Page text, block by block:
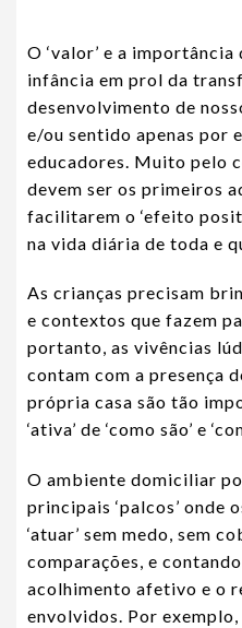
O ‘valor’ e a
infância em prol da
desenvolvimento de
e/ou sentido apenas por
educadores. Muito pelo
devem ser os primeiros
facilitarem o ‘efeito
na vida diária de toda e
As crianças precisam
e contextos que fazem
portanto, as vivências
contam com a presença
própria casa são tão
‘ativa’ de ‘como são’ e
O ambiente domiciliar
principais ‘palcos’ onde
‘atuar’ sem medo, sem
comparações, e
acolhimento afetivo e o
envolvidos. Por